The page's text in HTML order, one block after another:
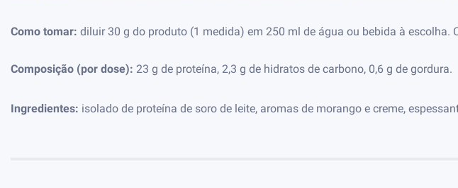
Como tomar: diluir 30 g do produto (1 medida) em 250 ml de água ou bebida à escolha.
Composição (por dose): 23 g de proteína, 2,3 g de hidratos de carbono, 0,6 g de gordura.
Ingredientes: isolado de proteína de soro de leite, aromas de morango e creme,